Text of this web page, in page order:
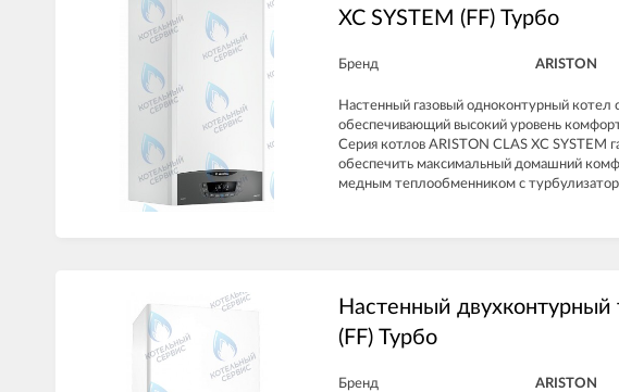
XC SYSTEM (FF) Турбо
Бренд ARISTON
Настенный газовый одноконтурный
обеспечивающий высокий уровень
Серия котлов ARISTON CLAS XC SYSTEM
обеспечить максимальный домашний
медным теплообменником с
Настенный двухконтурный
(FF) Турбо
Бренд ARISTON